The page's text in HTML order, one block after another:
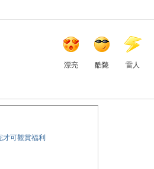
漂亮 酷斃 雷人
可觀賞福利